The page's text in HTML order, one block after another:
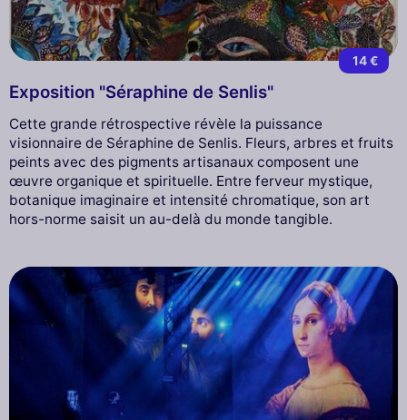
14 €
Exposition "Séraphine de Senlis"
Cette grande rétrospective révèle la puissance
visionnaire de Séraphine de Senlis. Fleurs, arbres et fruits
peints avec des pigments artisanaux composent une
œuvre organique et spirituelle. Entre ferveur mystique,
botanique imaginaire et intensité chromatique, son art
hors-norme saisit un au-delà du monde tangible.